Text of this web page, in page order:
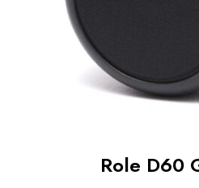
Role D60